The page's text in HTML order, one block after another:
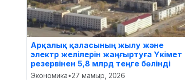
Арқалық қаласының жылу және
электр желілерін жаңғыртуға Үкімет
резервінен 5,8 млрд теңге бөлінді
Экономика•27 мамыр, 2026